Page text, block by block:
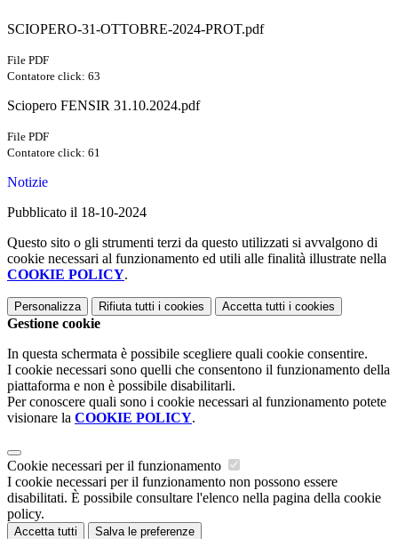
SCIOPERO-31-OTTOBRE-2024-PROT.pdf
File PDF
Contatore click: 63
Sciopero FENSIR 31.10.2024.pdf
File PDF
Contatore click: 61
Notizie
Pubblicato il 18-10-2024
Questo sito o gli strumenti terzi da questo utilizzati si avvalgono di
cookie necessari al funzionamento ed utili alle finalità illustrate nella
COOKIE POLICY.
Personalizza Rifiuta tutti i cookies Accetta tutti i cookies
Gestione cookie
In questa schermata è possibile scegliere quali cookie consentire.
I cookie necessari sono quelli che consentono il funzionamento della
piattaforma e non è possibile disabilitarli.
Per conoscere quali sono i cookie necessari al funzionamento potete
visionare la COOKIE POLICY.
Cookie necessari per il funzionamento
I cookie necessari per il funzionamento non possono essere
disabilitati. È possibile consultare l'elenco nella pagina della cookie
policy.
Accetta tutti Salva le preferenze